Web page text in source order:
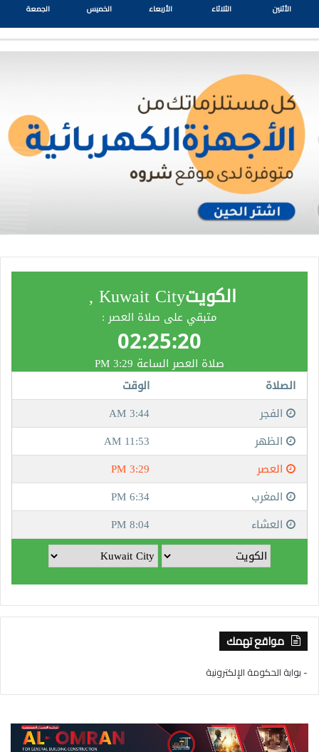
الأثنين الثلاثاء الأربعاء الخميس الجمعة
مواقع تهمك
- بوابة الحكومة الإلكترونية